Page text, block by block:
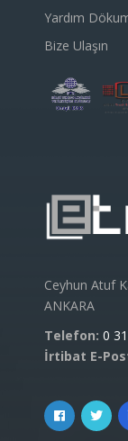
Yardım
Bize Ulaşın
Ceyhun Atuf
ANKARA
Telefon: 0
İrtibat E-